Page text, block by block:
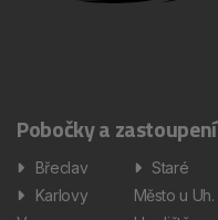
Pobočky a zastoupení
Břeclav
Karlovy
Staré
Město u Uh.